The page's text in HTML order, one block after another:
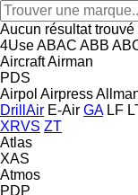
Aucun résultat
4UseABAC ABB
AircraftAirman
PDS
Airpol Airpress
DrillAir E-Air GA LF
XRVS ZT
Atlas
XAS
Atmos
PDP